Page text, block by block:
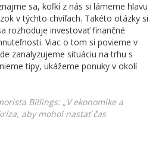
sa, koľkí z nás si lámeme hlavu
v týchto chvíľach. Takéto otázky si
rozhoduje investovať finančné
Viac o tom si povieme v
zanalyzujeme situáciu na trhu s
tipy, ukážeme ponuky v okolí
Billings: „V ekonomike a
aby mohol nastať čas